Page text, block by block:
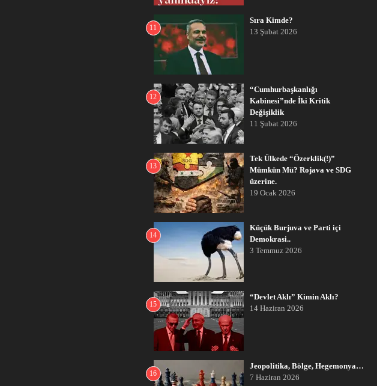
11
Sıra Kimde?
13 Şubat 2026
12
“Cumhurbaşkanlığı
Kabinesi”nde İki Kritik
Değişiklik
11 Şubat 2026
13
Tek Ülkede “Özerklik(!)”
Mümkün Mü? Rojava ve SDG
üzerine.
19 Ocak 2026
14
Küçük Burjuva ve Parti içi
Demokrasi..
3 Temmuz 2026
15
“Devlet Aklı” Kimin Aklı?
14 Haziran 2026
16
Jeopolitika, Bölge, Hegemonya…
7 Haziran 2026